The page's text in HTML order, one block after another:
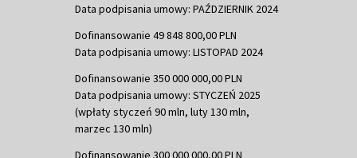
Data podpisania umowy: PAŹDZIERNIK 2024
Dofinansowanie 49 848 800,00 PLN
Data podpisania umowy: LISTOPAD 2024
Dofinansowanie 350 000 000,00 PLN
Data podpisania umowy: STYCZEŃ 2025
(wpłaty styczeń 90 mln, luty 130 mln,
marzec 130 mln)
Dofinansowanie 300 000 000,00 PLN